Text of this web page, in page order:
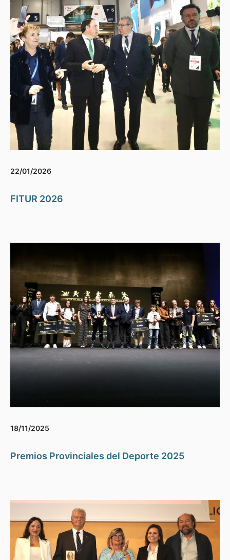
22/01/2026
FITUR 2026
18/11/2025
Premios Provinciales del Deporte 2025